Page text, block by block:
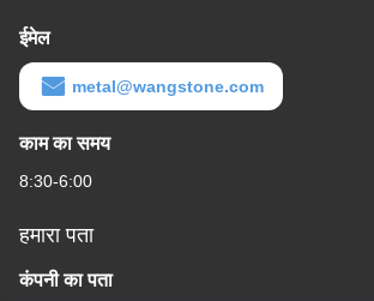
ईमेल
metal@wangstone.com
काम का समय
8:30-6:00
हमारा पता
कंपनी का पता